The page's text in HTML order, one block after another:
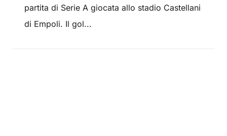
partita di Serie A giocata allo stadio Castellani
di Empoli. Il gol...